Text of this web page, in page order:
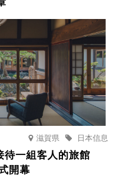
滋賀県 日本信息
待一組客人的旅館
開幕